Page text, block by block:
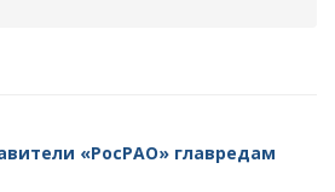
«РосРАО» главредам